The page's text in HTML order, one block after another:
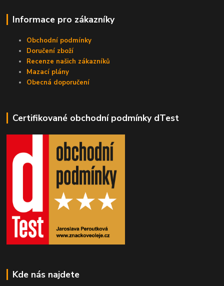
Informace pro zákazníky
Obchodní podmínky
Doručení zboží
Recenze našich zákazníků
Mazací plány
Obecná doporučení
Certifikované obchodní podmínky dTest
Kde nás najdete